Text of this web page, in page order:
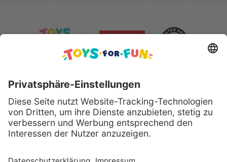
Sicher bezahlen mit: